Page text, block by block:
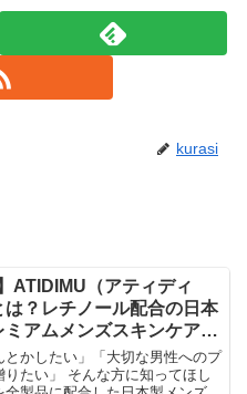
kurasi
ATIDIMU（アティディ
は？レチノール配合の日本
ミアムメンズスキンケアを
説！
とかしたい」「大切な男性へのプ
たい」 そんな方に知ってほし